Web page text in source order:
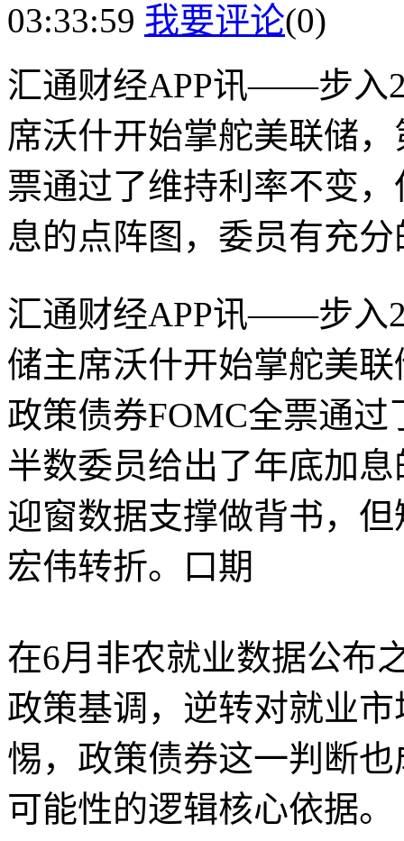
03:33:59 我要评论(0)
汇通财经APP讯——步入
席沃什开始掌舵美联储
票通过了维持利率不变
息的点阵图，委员有充
汇通财经APP讯——步入
储主席沃什开始掌舵美
政策债券FOMC全票通
半数委员给出了年底加
迎窗数据支撑做背书，
宏伟转折。口期
在6月非农就业数据公布
政策基调，逆转对就业
惕，政策债券这一判断
可能性的逻辑核心依据。